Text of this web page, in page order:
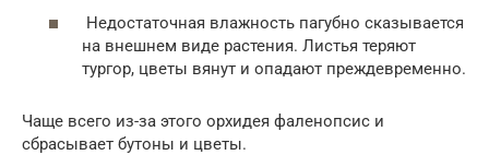
Недостаточная влажность пагубно сказывается
на внешнем виде растения. Листья теряют
тургор, цветы вянут и опадают преждевременно.
Чаще всего из-за этого орхидея фаленопсис и
сбрасывает бутоны и цветы.